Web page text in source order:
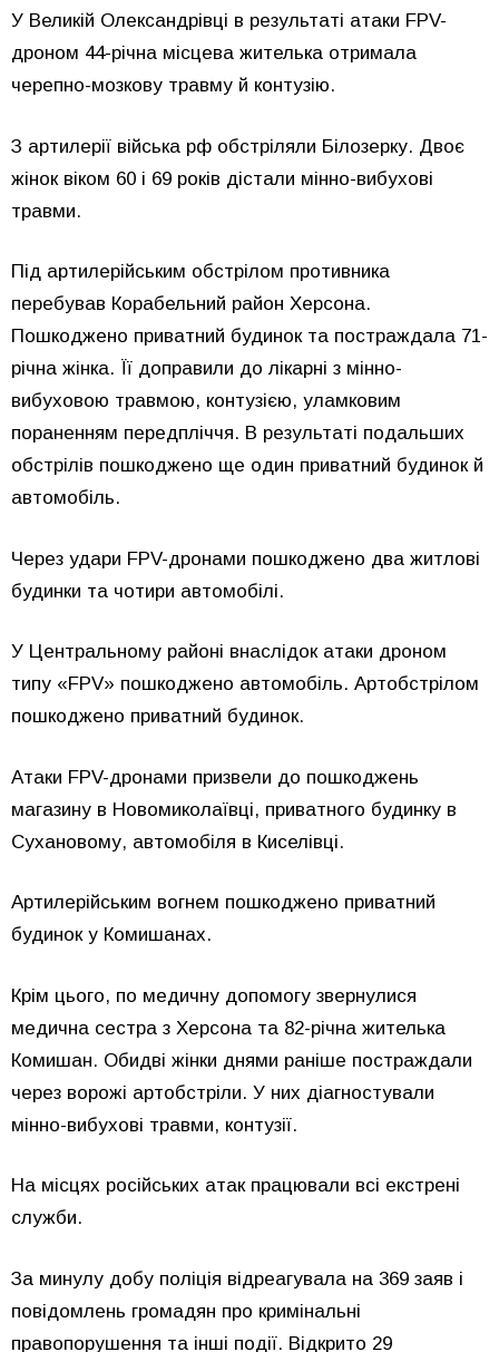
У Великій Олександрівці в результаті атаки FPV-
дроном 44-річна місцева жителька отримала
черепно-мозкову травму й контузію.
З артилерії війська рф обстріляли Білозерку. Двоє
жінок віком 60 і 69 років дістали мінно-вибухові
травми.
Під артилерійським обстрілом противника
перебував Корабельний район Херсона.
Пошкоджено приватний будинок та постраждала 71-
річна жінка. Її доправили до лікарні з мінно-
вибуховою травмою, контузією, уламковим
пораненням передпліччя. В результаті подальших
обстрілів пошкоджено ще один приватний будинок й
автомобіль.
Через удари FPV-дронами пошкоджено два житлові
будинки та чотири автомобілі.
У Центральному районі внаслідок атаки дроном
типу «FPV» пошкоджено автомобіль. Артобстрілом
пошкоджено приватний будинок.
Атаки FPV-дронами призвели до пошкоджень
магазину в Новомиколаївці, приватного будинку в
Сухановому, автомобіля в Киселівці.
Артилерійським вогнем пошкоджено приватний
будинок у Комишанах.
Крім цього, по медичну допомогу звернулися
медична сестра з Херсона та 82-річна жителька
Комишан. Обидві жінки днями раніше постраждали
через ворожі артобстріли. У них діагностували
мінно-вибухові травми, контузії.
На місцях російських атак працювали всі екстрені
служби.
За минулу добу поліція відреагувала на 369 заяв і
повідомлень громадян про кримінальні
правопорушення та інші події. Відкрито 29